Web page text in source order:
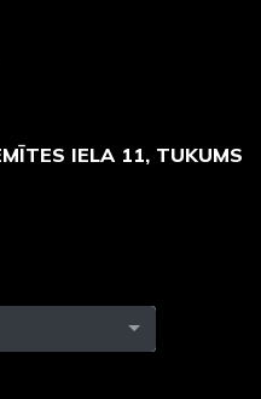
IELA 11, TUKUMS